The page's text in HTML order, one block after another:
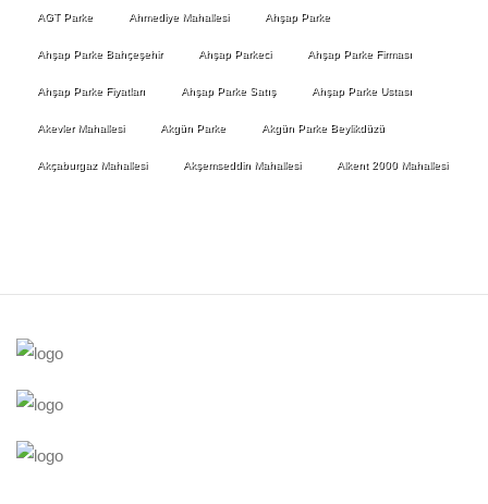
AGT Parke Ahmediye Mahallesi Ahşap Parke
Ahşap Parke Bahçeşehir Ahşap Parkeci Ahşap Parke Firması
Ahşap Parke Fiyatları Ahşap Parke Satış Ahşap Parke Ustası
Akevler Mahallesi Akgün Parke Akgün Parke Beylikdüzü
Akçaburgaz Mahallesi Akşemseddin Mahallesi Alkent 2000 Mahallesi